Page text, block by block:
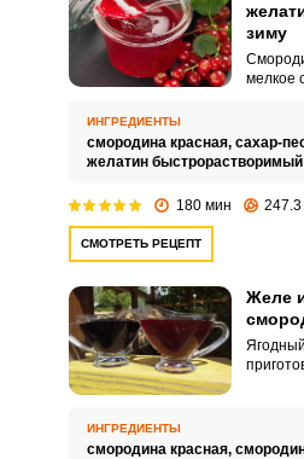
зиму
мелкое
минут
ИНГРЕДИЕНТЫ
смородина красная, сахар-
желатин быстрорастворимый
180 мин 247.3
СМОТРЕТЬ РЕЦЕПТ
Желе
ИНГРЕДИЕНТЫ
смородина красная,